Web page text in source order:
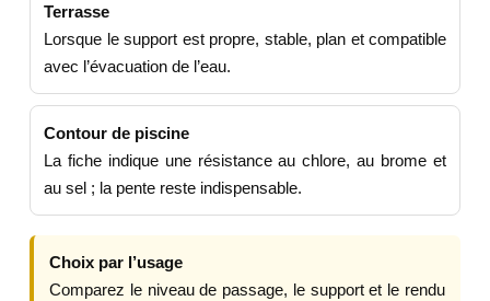
Terrasse
Lorsque le support est propre, stable, plan et compatible
avec l’évacuation de l’eau.
Contour de piscine
La fiche indique une résistance au chlore, au brome et
au sel ; la pente reste indispensable.
Choix par l’usage
Comparez le niveau de passage, le support et le rendu